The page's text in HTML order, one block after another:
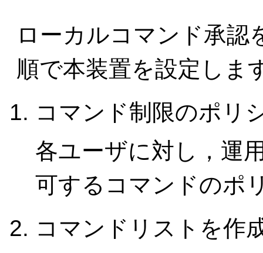
ローカルコマンド承認
順で本装置を設定しま
コマンド制限のポリ
各ユーザに対し，運
可するコマンドのポ
コマンドリストを作